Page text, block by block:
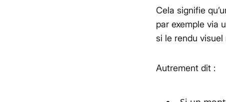
Cela signifie
par exemple via
si le rendu
Autrement dit :